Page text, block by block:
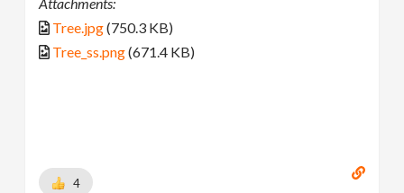
Attachments:
Tree.jpg(750.3 KB)
Tree_ss.png(671.4 KB)
4